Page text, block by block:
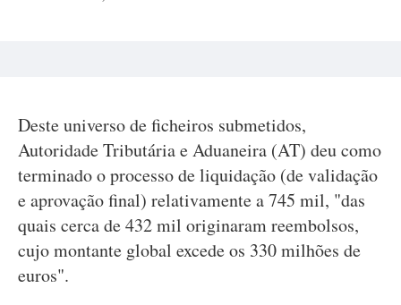
Deste universo de ficheiros submetidos,
Autoridade Tributária e Aduaneira (AT) deu como
terminado o processo de liquidação (de validação
e aprovação final) relativamente a 745 mil, "das
quais cerca de 432 mil originaram reembolsos,
cujo montante global excede os 330 milhões de
euros".